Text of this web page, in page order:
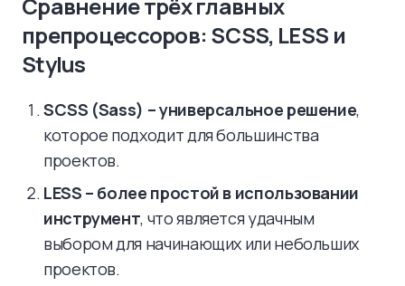
Сравнение трёх главных
препроцессоров: SCSS, LESS и
Stylus
SCSS (Sass) – универсальное решение,
которое подходит для большинства
проектов.
LESS – более простой в использовании
инструмент, что является удачным
выбором для начинающих или небольших
проектов.